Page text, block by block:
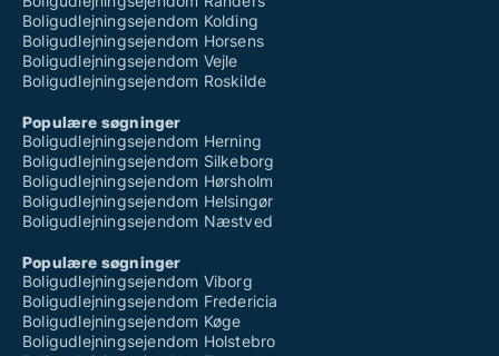
Boligudlejningsejendom Kolding
Boligudlejningsejendom Horsens
Boligudlejningsejendom Vejle
Boligudlejningsejendom Roskilde
Populære søgninger
Boligudlejningsejendom Herning
Boligudlejningsejendom Silkeborg
Boligudlejningsejendom Hørsholm
Boligudlejningsejendom Helsingør
Boligudlejningsejendom Næstved
Populære søgninger
Boligudlejningsejendom Viborg
Boligudlejningsejendom Fredericia
Boligudlejningsejendom Køge
Boligudlejningsejendom Holstebro